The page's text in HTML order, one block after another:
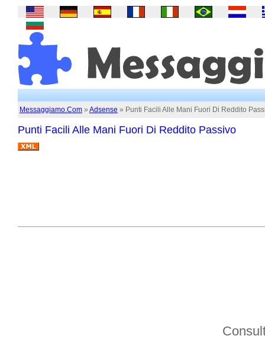
Messaggiamo.Com » Adsense » Punti Facili Alle Mani Fuori Di Reddito
Punti Facili Alle Mani Fuori Di Reddito Passivo